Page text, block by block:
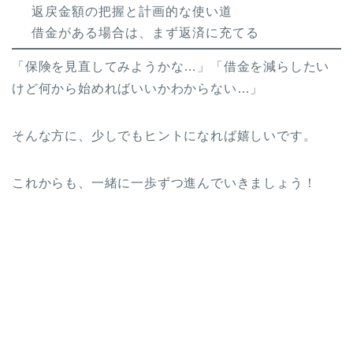
返戻金額の把握と計画的な使い道
借金がある場合は、まず返済に充てる
「保険を見直してみようかな…」「借金を減らしたい
けど何から始めればいいかわからない…」
そんな方に、少しでもヒントになれば嬉しいです。
これからも、一緒に一歩ずつ進んでいきましょう！